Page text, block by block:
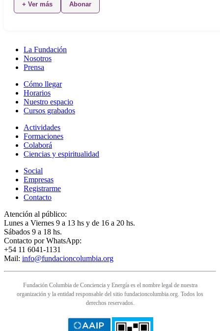
+ Ver más Abonar
La Fundación
Nosotros
Prensa
Cómo llegar
Horarios
Nuestro espacio
Cursos grabados
Actividades
Formaciones
Colaborá
Ciencias y espiritualidad
Social
Empresas
Registrarme
Contacto
Atención al público:
Lunes a Viernes 9 a 13 hs y de 16 a 20 hs.
Sábados 9 a 18 hs.
Contacto por WhatsApp:
+54 11 6041-1131
Mail: info@fundacioncolumbia.org
Fundación Columbia de Conciencia y Energía es el nombre legal de nuestra
organización y la entidad responsable del sitio fundacioncolumbia.org. Todos los
derechos reservados.